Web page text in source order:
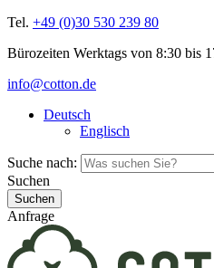
Tel. +49 (0)30 530 239 80
Bürozeiten Werktags von 8:30 bis
info@cotton.de
Deutsch
Englisch
Suche nach:
Suchen
Anfrage